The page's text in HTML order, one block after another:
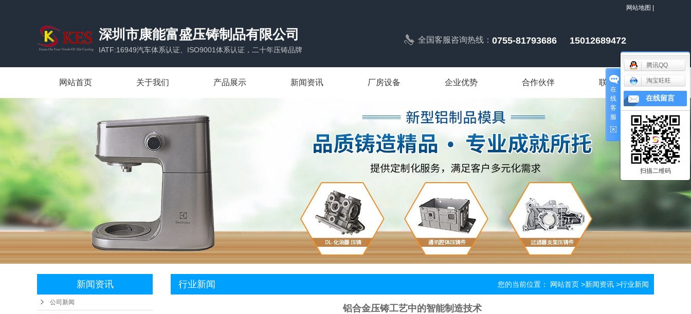
网站地图
深圳市康能富盛压铸制品有限公司
IATF:16949汽车体系认证、ISO9001体系认证，二十年压铸品牌
全国客服咨询热线：0755-81793686 15012689472
网站首页 关于我们
企业优势
合作伙伴
办公场所
产品展示
LED照明压铸
新闻资讯
常见问题
厂房设备 企业优势 合作伙伴 联系我们
新闻资讯
公司新闻
行业新闻 您的当前位置： 网站首页 >新闻资讯 >行业新闻
铝合金压铸工艺中的智能制造技术
在
线
客
服
腾讯QQ
淘宝旺旺
在线留言
扫描二维码